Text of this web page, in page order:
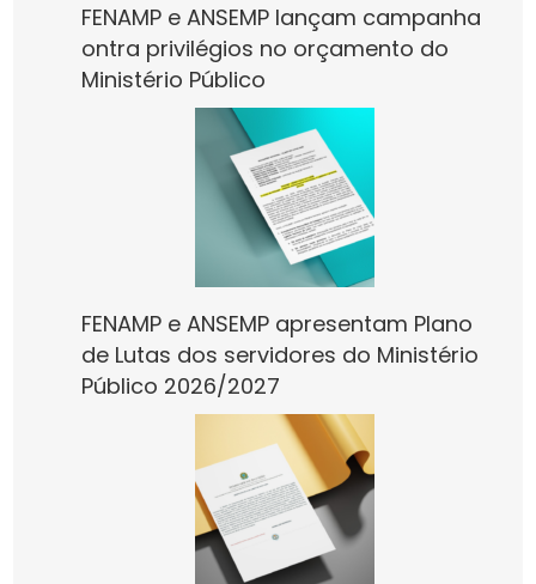
FENAMP e ANSEMP lançam campanha
ontra privilégios no orçamento do
Ministério Público
FENAMP e ANSEMP apresentam Plano
de Lutas dos servidores do Ministério
Público 2026/2027